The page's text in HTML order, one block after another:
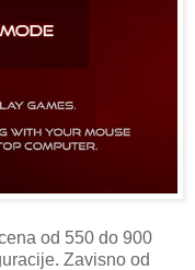
od 550 do 900
Zavisno od